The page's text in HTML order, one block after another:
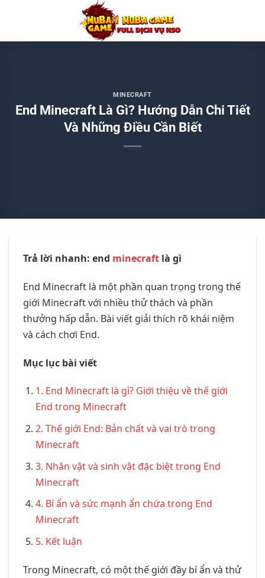
nội
MINECRAFT
End Minecraft Là Gì? Hướng Dẫn Chi Tiết
Và Những Điều Cần Biết
Trả lời nhanh: end minecraft là gì
End Minecraft là một phần quan trọng trong thế
giới Minecraft với nhiều thử thách và phần
thưởng hấp dẫn. Bài viết giải thích rõ khái niệm
và cách chơi End.
Mục lục bài viết
1. End Minecraft là gì? Giới thiệu về thế giới
End trong Minecraft
2. Thế giới End: Bản chất và vai trò trong
Minecraft
3. Nhân vật và sinh vật đặc biệt trong End
Minecraft
4. Bí ẩn và sức mạnh ẩn chứa trong End
Minecraft
5. Kết luận
Trong Minecraft, có một thế giới đầy bí ẩn và thử